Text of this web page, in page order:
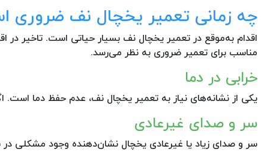
چه زمانی تعمیر یخچال نف ضروری
اقدام به‌موقع در تعمیر یخچال نف بسیار حیاتی است. تاخیر در
مناسب برای تعمیر ضروری به نظر می‌رسد.
خرابی در دما
یکی از نشانه‌های نیاز به تعمیر یخچال نف، عدم حفظ دما
سر و صدای غیرعادی
سر و صدای زیاد یا غیرعادی یخچال نشان‌دهنده وجود مشکلی